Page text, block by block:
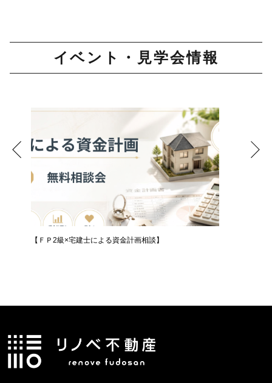
イベント・見学会情報
【ＦＰ2級×宅建士による資金計画相談】